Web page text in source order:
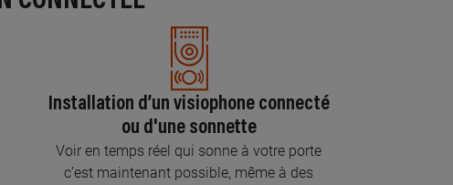
Installation d’un visiophone connecté
ou d'une sonnette
Voir en temps réel qui sonne à votre porte
c’est maintenant possible, même à des